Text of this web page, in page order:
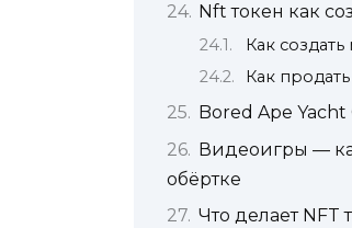
Nft токен как
Как
Как
Bored Ape Yacht
Видеоигры —
обёртке
Что делает